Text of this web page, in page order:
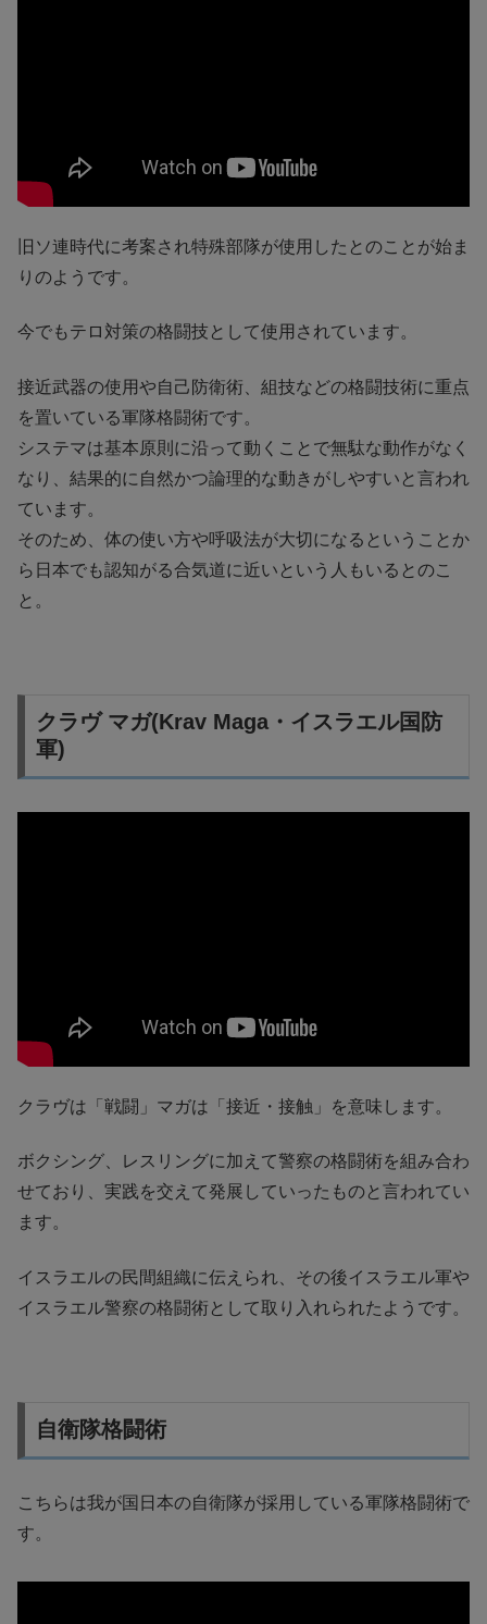
旧ソ連時代に考案され特殊部隊が使用したとのことが始ま
りのようです。
今でもテロ対策の格闘技として使用されています。
接近武器の使用や自己防衛術、組技などの格闘技術に重点
を置いている軍隊格闘術です。
システマは基本原則に沿って動くことで無駄な動作がなく
なり、結果的に自然かつ論理的な動きがしやすいと言われ
ています。
そのため、体の使い方や呼吸法が大切になるということか
ら日本でも認知がる合気道に近いという人もいるとのこ
と。
クラヴ マガ(Krav Maga・イスラエル国防
軍)
クラヴは「戦闘」マガは「接近・接触」を意味します。
ボクシング、レスリングに加えて警察の格闘術を組み合わ
せており、実践を交えて発展していったものと言われてい
ます。
イスラエルの民間組織に伝えられ、その後イスラエル軍や
イスラエル警察の格闘術として取り入れられたようです。
自衛隊格闘術
こちらは我が国日本の自衛隊が採用している軍隊格闘術で
す。